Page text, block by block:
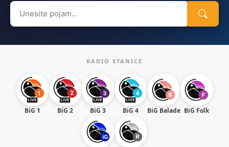
Search
for:
RADIO STANICE
BiG 1 BiG 2 BiG 3 BiG 4 BiG Balade BiG Folk